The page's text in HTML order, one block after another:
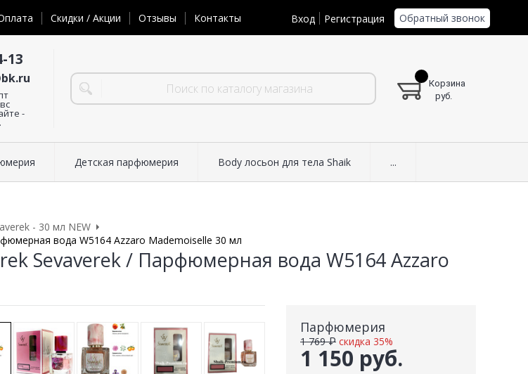
Скидки / Акции Отзывы Контакты Вход Регистрация Обратный звонок
13
-
Корзина
руб.
Детская парфюмерия Body лосьон для тела Shaik ...
- 30 мл NEW
вода W5164 Azzaro Mademoiselle 30 мл
Sevaverek / Парфюмерная вода W5164 Azzaro
Парфюмерия
1 150 руб.
1 769 ₽ скидка 35%